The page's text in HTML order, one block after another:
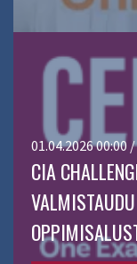
01.04.2026
CIA